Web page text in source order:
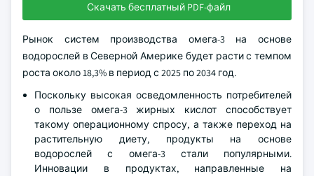
Скачать бесплатный PDF-файл
Рынок систем производства омега-3 на основе
водорослей в Северной Америке будет расти с темпом
роста около 18,3% в период с 2025 по 2034 год.
Поскольку высокая осведомленность потребителей
о пользе омега-3 жирных кислот способствует
такому операционному спросу, а также переход на
растительную диету, продукты на основе
водорослей с омега-3 стали популярными.
Инновации в продуктах, направленные на